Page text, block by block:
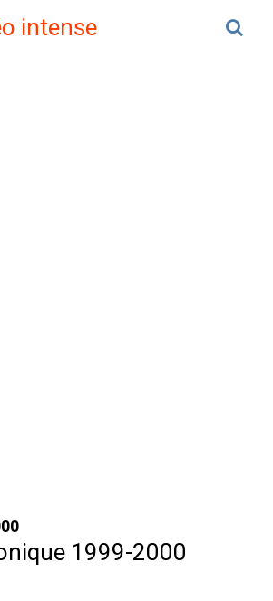
intense
1999-2000